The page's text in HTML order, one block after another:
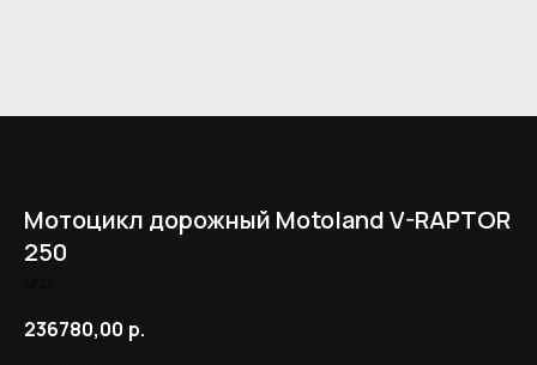
Мотоцикл дорожный Motoland V-RAPTOR
250
236780,00 р.